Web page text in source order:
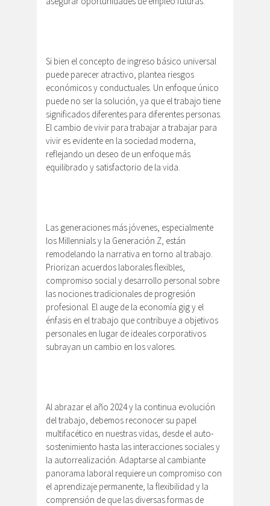
Si bien el concepto de ingreso básico universal
puede parecer atractivo, plantea riesgos
económicos y conductuales. Un enfoque único
puede no ser la solución, ya que el trabajo tiene
significados diferentes para diferentes personas.
El cambio de vivir para trabajar a trabajar para
vivir es evidente en la sociedad moderna,
reflejando un deseo de un enfoque más
equilibrado y satisfactorio de la vida.
Las generaciones más jóvenes, especialmente
los Millennials y la Generación Z, están
remodelando la narrativa en torno al trabajo.
Priorizan acuerdos laborales flexibles,
compromiso social y desarrollo personal sobre
las nociones tradicionales de progresión
profesional. El auge de la economía gig y el
énfasis en el trabajo que contribuye a objetivos
personales en lugar de ideales corporativos
subrayan un cambio en los valores.
Al abrazar el año 2024 y la continua evolución
del trabajo, debemos reconocer su papel
multifacético en nuestras vidas, desde el auto-
sostenimiento hasta las interacciones sociales y
la autorrealización. Adaptarse al cambiante
panorama laboral requiere un compromiso con
el aprendizaje permanente, la flexibilidad y la
comprensión de que las diversas formas de